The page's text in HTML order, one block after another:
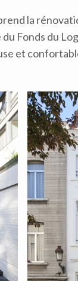
la
Fonds du
et